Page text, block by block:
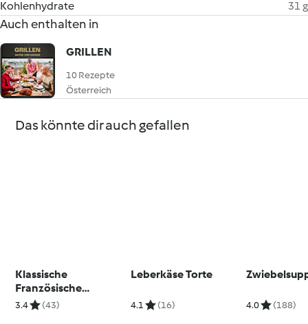
Kohlenhydrate
31 g
Auch enthalten in
GRILLEN
10 Rezepte
Österreich
Das könnte dir auch gefallen
Klassische
Französische
Zwiebelsuppe
3.4 (43)
Leberkäse Torte
4.1 (16) 4.0 (188)